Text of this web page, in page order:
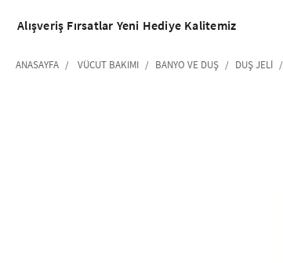
Alışveriş Fırsatlar Yeni Hediye Kalitemiz
ANASAYFA VÜCUT BAKIMI BANYO VE DUŞ DUŞ JELI